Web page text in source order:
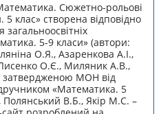
Сюжетно-рольові
клас» створена відповідно
5-9 класи» (автори:
О.Я., Азаренкова А.І.,
О.Є., Миляник А.В.,
затвердженою МОН від
«Математика. 5
Полянський В.Б., Якір М.С. –